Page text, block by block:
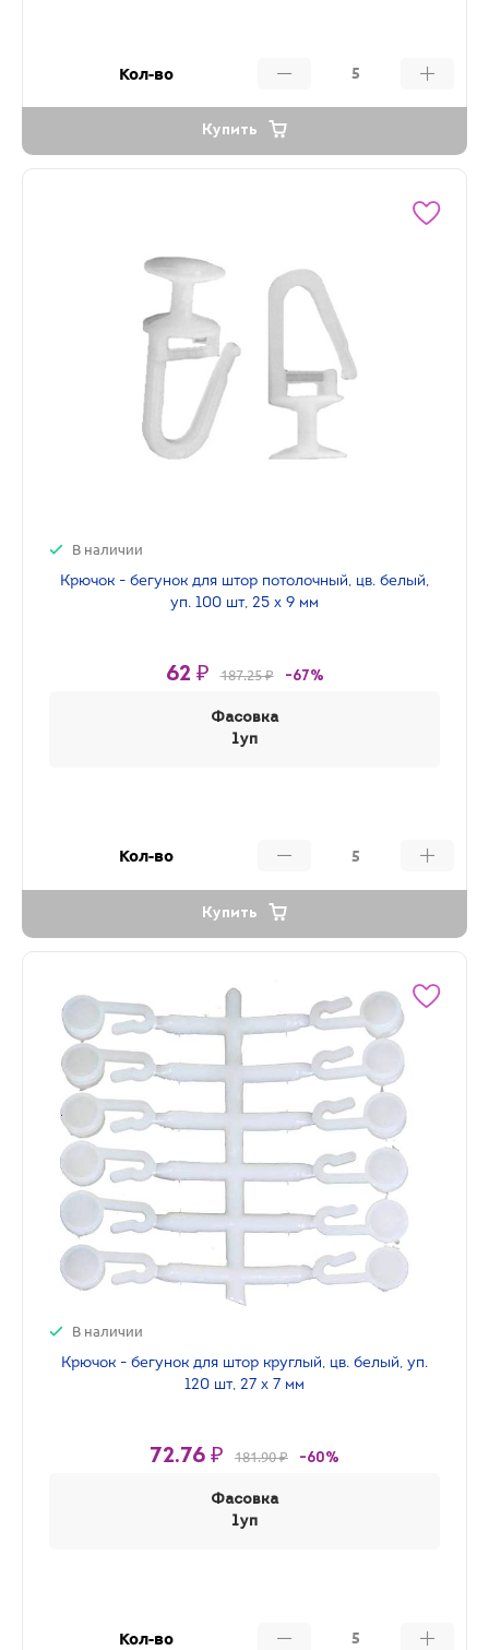
Кол-во
Купить
В наличии
Крючок - бегунок для штор потолочный, цв. белый,
уп. 100 шт, 25 х 9 мм
62 ₽ 187.25 ₽ -67%
Фасовка
1уп
Кол-во
Купить
В наличии
Крючок - бегунок для штор круглый, цв. белый, уп.
120 шт, 27 х 7 мм
72.76 ₽ 181.90 ₽ -60%
Фасовка
1уп
Кол-во